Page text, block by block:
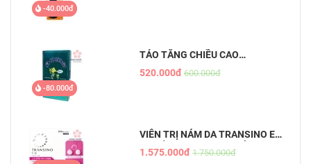
-40.000đ
-80.000đ
TẢO TĂNG CHIỀU CAO
SHINSHIN KAKUMEI
520.000đ 600.000đ
VIÊN TRỊ NÁM DA TRANSINO EX
- CHỐNG NÁM HIỆU QUẢ, AN
TOÀN
1.575.000đ 1.750.000đ